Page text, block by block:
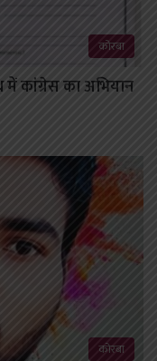
कोरबा
में कांग्रेस का अभियान
कोरबा